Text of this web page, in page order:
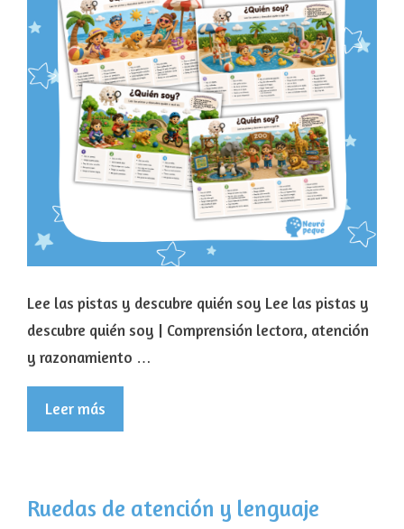
Lee las pistas y descubre quién soy Lee las pistas y
descubre quién soy | Comprensión lectora, atención
y razonamiento …
Leer más
Ruedas de atención y lenguaje